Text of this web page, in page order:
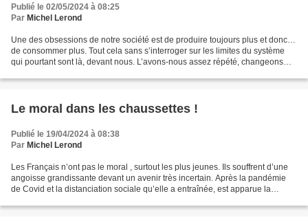
Publié le 02/05/2024 à 08:25
Par Michel Lerond
Une des obsessions de notre société est de produire toujours plus et donc…
de consommer plus. Tout cela sans s’interroger sur les limites du système
qui pourtant sont là, devant nous. L’avons-nous assez répété, changeons
Le moral dans les chaussettes !
Publié le 19/04/2024 à 08:38
Par Michel Lerond
Les Français n’ont pas le moral , surtout les plus jeunes. Ils souffrent d’une
angoisse grandissante devant un avenir très incertain. Après la pandémie
de Covid et la distanciation sociale qu’elle a entraînée, est apparue la